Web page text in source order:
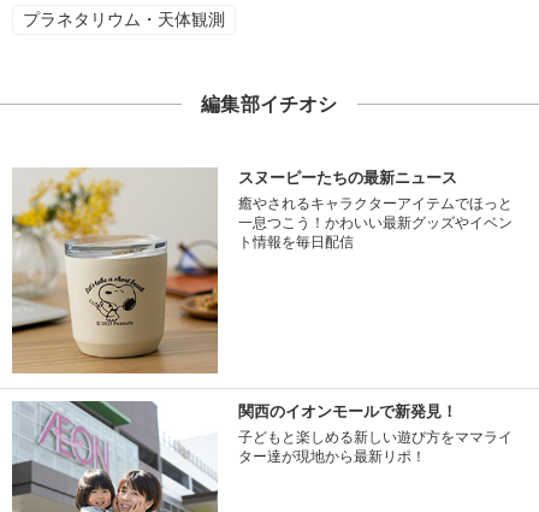
プラネタリウム・天体観測
編集部イチオシ
スヌーピーたちの最新ニュース
癒やされるキャラクターアイテムでほっと
一息つこう！かわいい最新グッズやイベン
ト情報を毎日配信
関西のイオンモールで新発見！
子どもと楽しめる新しい遊び方をママライ
ター達が現地から最新リポ！